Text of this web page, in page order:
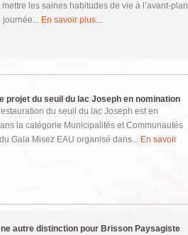
les saines habitudes de vie à l’avant-
journée... En savoir plus...
projet du seuil du lac Joseph en nomination
du seuil du lac Joseph est en
la catégorie Municipalités et Communautés
Gala Misez EAU organisé dans... En savoir
autre distinction pour Brisson Paysagiste